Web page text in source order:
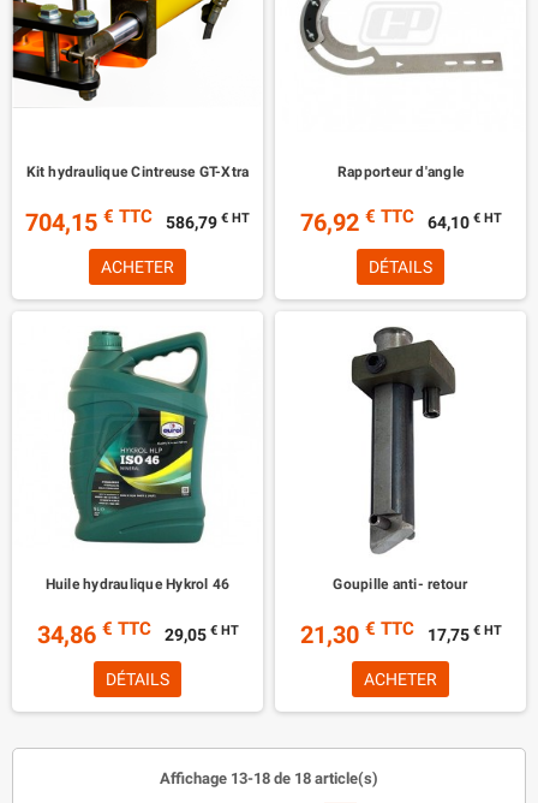
Kit hydraulique Cintreuse GT-Xtra
704,15 € TTC 586,79 € HT
ACHETER
Rapporteur d'angle
76,92 € TTC 64,10 € HT
DÉTAILS
Huile hydraulique Hykrol 46
34,86 € TTC 29,05 € HT
DÉTAILS
Goupille anti- retour
21,30 € TTC 17,75 € HT
ACHETER
Affichage 13-18 de 18 article(s)